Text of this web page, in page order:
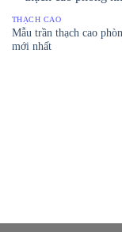
THẠCH CAO
Mẫu trần thạch cao
mới nhất